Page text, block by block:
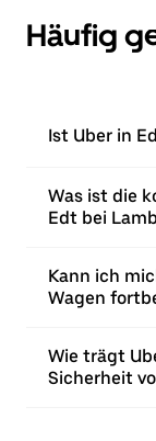
Häufig
Ist Uber in
Was ist die
Edt bei
Kann ich
Wagen
Wie trägt
Sicherheit